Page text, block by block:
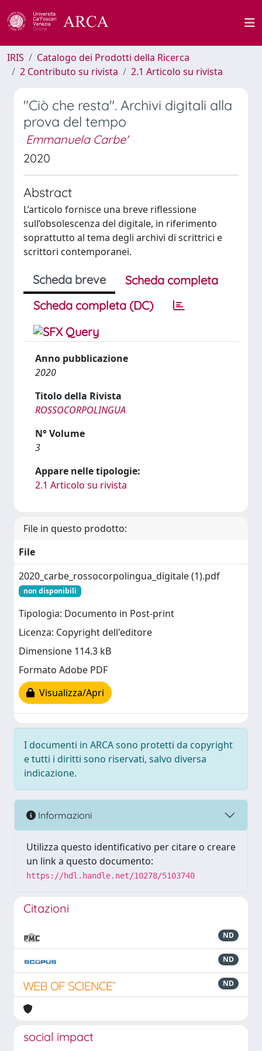
IRIS
Catalogo dei Prodotti della Ricerca
2 Contributo su rivista
2.1 Articolo su rivista
"Ciò che resta". Archivi digitali alla
prova del tempo
Emmanuela Carbe'
2020
Abstract
L’articolo fornisce una breve riflessione
sull’obsolescenza del digitale, in riferimento
soprattutto al tema degli archivi di scrittrici e
scrittori contemporanei.
Scheda breve
Scheda completa
Scheda completa (DC)
Anno pubblicazione
2020
Titolo della Rivista
ROSSOCORPOLINGUA
N° Volume
3
Appare nelle tipologie:
2.1 Articolo su rivista
File in questo prodotto:
File
2020_carbe_rossocorpolingua_digitale (1).pdf
non disponibili
Tipologia: Documento in Post-print
Licenza: Copyright dell'editore
Dimensione 114.3 kB
Formato Adobe PDF
Visualizza/Apri
I documenti in ARCA sono protetti da copyright
e tutti i diritti sono riservati, salvo diversa
indicazione.
Informazioni
Utilizza questo identificativo per citare o creare
un link a questo documento:
https://hdl.handle.net/10278/5103740
Citazioni
ND
ND
ND
social impact